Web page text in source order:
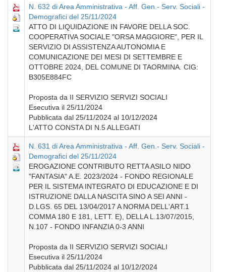
N. 632 di Area Amministrativa - Aff. Gen.- Serv. Sociali -
Demografici del 25/11/2024
ATTO DI LIQUIDAZIONE IN FAVORE DELLA SOC.
COOPERATIVA SOCIALE "ORSA MAGGIORE", PER IL
SERVIZIO DI ASSISTENZA AUTONOMIA E
COMUNICAZIONE DEI MESI DI SETTEMBRE E
OTTOBRE 2024, DEL COMUNE DI TAORMINA. CIG:
B305E884FC
Proposta da II SERVIZIO SERVIZI SOCIALI
Esecutiva il 25/11/2024
Pubblicata dal 25/11/2024 al 10/12/2024
L'ATTO CONSTA DI N.5 ALLEGATI
N. 631 di Area Amministrativa - Aff. Gen.- Serv. Sociali -
Demografici del 25/11/2024
EROGAZIONE CONTRIBUTO RETTA ASILO NIDO
"FANTASIA" A.E. 2023/2024 - FONDO REGIONALE
PER IL SISTEMA INTEGRATO DI EDUCAZIONE E DI
ISTRUZIONE DALLA NASCITA SINO A SEI ANNI -
D.LGS. 65 DEL 13/04/2017 A NORMA DELL'ART.1
COMMA 180 E 181, LETT. E), DELLA L.13/07/2015,
N.107 - FONDO INFANZIA 0-3 ANNI
Proposta da II SERVIZIO SERVIZI SOCIALI
Esecutiva il 25/11/2024
Pubblicata dal 25/11/2024 al 10/12/2024